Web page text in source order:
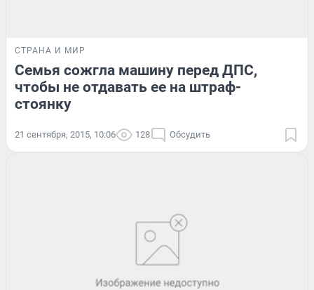
СТРАНА И МИР
Семья сожгла машину перед ДПС,
чтобы не отдавать ее на штраф-
стоянку
21 сентября, 2015, 10:06 128 Обсудить